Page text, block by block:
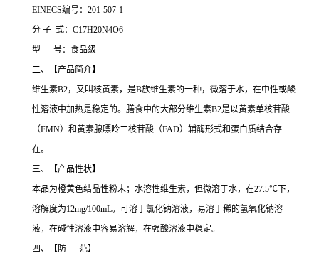
EINECS编号：201-507-1
分 子 式：C17H20N4O6
型 号：食品级
二、【产品简介】
维生素B2，又叫核黄素，是B族维生素的一种，微溶于水，在中性或酸
性溶液中加热是稳定的。膳食中的大部分维生素B2是以黄素单核苷酸
（FMN）和黄素腺嘌呤二核苷酸（FAD）辅酶形式和蛋白质结合存
在。
三、【产品性状】
本品为橙黄色结晶性粉末；水溶性维生素，但微溶于水，在27.5℃下，
溶解度为12mg/100mL。可溶于氯化钠溶液，易溶于稀的氢氧化钠溶
液，在碱性溶液中容易溶解，在强酸溶液中稳定。
四、【防 范】